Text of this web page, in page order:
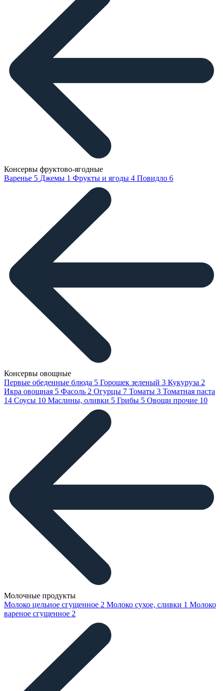
Консервы фруктово-ягодные
Варенье 5 Джемы 1 Фрукты и ягоды 4 Повидло 6
Консервы овощные
Первые обеденные блюда 5 Горошек зеленый 3 Кукуруза 2
Икра овощная 5 Фасоль 2 Огурцы 7 Томаты 3 Томатная паста
14 Соусы 10 Маслины, оливки 5 Грибы 5 Овощи прочие 10
Молочные продукты
Молоко цельное сгущенное 2 Молоко сухое, сливки 1 Молоко
вареное сгущенное 2